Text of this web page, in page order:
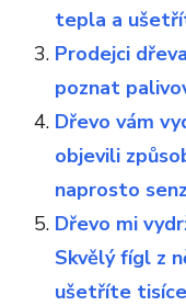
tepla a
Prodejci
poznat
Dřevo vám
objevili
naprosto
Dřevo mi
Skvělý fígl z
ušetříte